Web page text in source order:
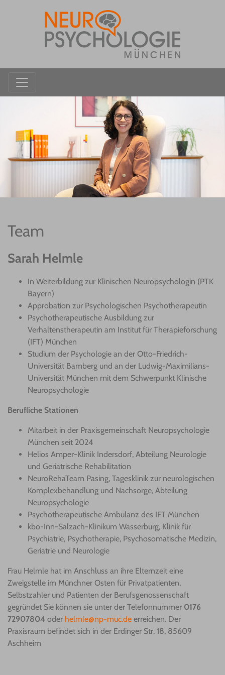
Team
Sarah Helmle
In Weiterbildung zur Klinischen Neuropsychologin (PTK
Bayern)
Approbation zur Psychologischen Psychotherapeutin
Psychotherapeutische Ausbildung zur
Verhaltenstherapeutin am Institut für Therapieforschung
(IFT) München
Studium der Psychologie an der Otto-Friedrich-
Universität Bamberg und an der Ludwig-Maximilians-
Universität München mit dem Schwerpunkt Klinische
Neuropsychologie
Berufliche Stationen
Mitarbeit in der Praxisgemeinschaft Neuropsychologie
München seit 2024
Helios Amper-Klinik Indersdorf, Abteilung Neurologie
und Geriatrische Rehabilitation
NeuroRehaTeam Pasing, Tagesklinik zur neurologischen
Komplexbehandlung und Nachsorge, Abteilung
Neuropsychologie
Psychotherapeutische Ambulanz des IFT München
kbo-Inn-Salzach-Klinikum Wasserburg, Klinik für
Psychiatrie, Psychotherapie, Psychosomatische Medizin,
Geriatrie und Neurologie
Frau Helmle hat im Anschluss an ihre Elternzeit eine
Zweigstelle im Münchner Osten für Privatpatienten,
Selbstzahler und Patienten der Berufsgenossenschaft
gegründet Sie können sie unter der Telefonnummer 0176
72907804 oder helmle@np-muc.de erreichen. Der
Praxisraum befindet sich in der Erdinger Str. 18, 85609
Aschheim